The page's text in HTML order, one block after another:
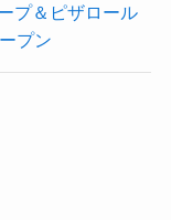
プ＆ピザロール
プン